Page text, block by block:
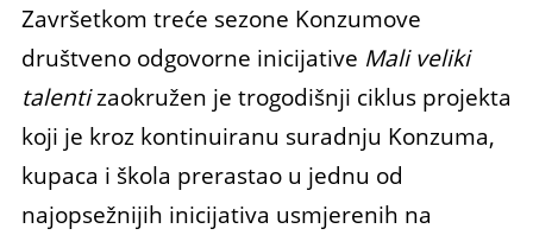
Završetkom treće sezone Konzumove
društveno odgovorne inicijative Mali veliki
talentizaokružen je trogodišnji ciklus projekta
koji je kroz kontinuiranu suradnju Konzuma,
kupaca i škola prerastao u jednu od
najopsežnijih inicijativa usmjerenih na